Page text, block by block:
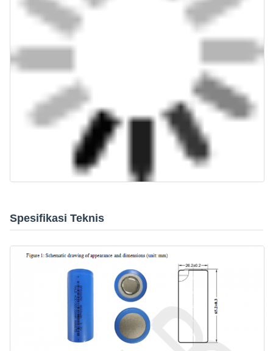
Spesifikasi Teknis